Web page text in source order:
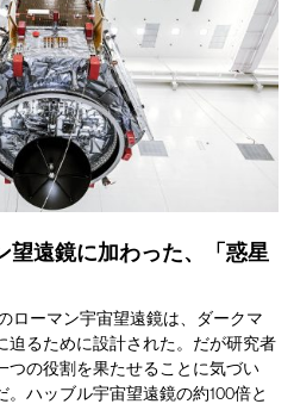
望遠鏡に加わった、「惑星
ローマン宇宙望遠鏡は、ダークマ
迫るために設計された。だが研究者
つの役割を果たせることに気づい
ハッブル宇宙望遠鏡の約100倍と